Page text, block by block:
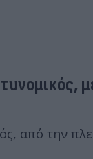
από την